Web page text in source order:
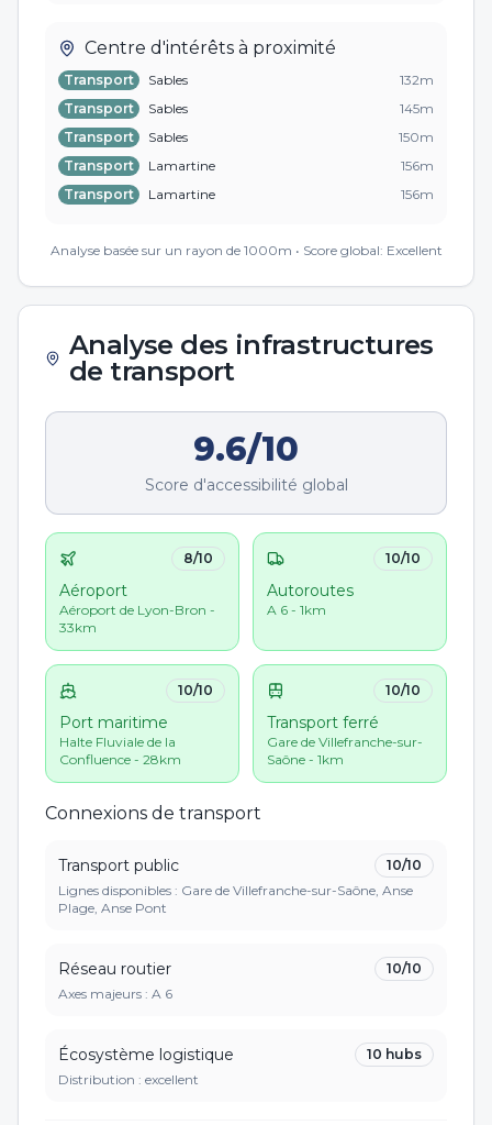
Centre d'intérêts à proximité
Transport Sables 132m
Transport
Sables 145m
Transport
Sables 150m
Transport
Lamartine 156m
Transport
Lamartine 156m
Analyse basée sur un rayon de 1000m • Score global: Excellent
Analyse des infrastructures
de transport
9.6/10
Score d'accessibilité global
8/10
Aéroport
Aéroport de Lyon-Bron -
33km
10/10
Autoroutes
A 6 - 1km
10/10
Port maritime
Halte Fluviale de la
Confluence - 28km
10/10
Transport ferré
Gare de Villefranche-sur-
Saône - 1km
Connexions de transport
Transport public 10/10
Lignes disponibles : Gare de Villefranche-sur-Saône, Anse
Plage, Anse Pont
Réseau routier 10/10
Axes majeurs : A 6
Écosystème logistique 10 hubs
Distribution : excellent